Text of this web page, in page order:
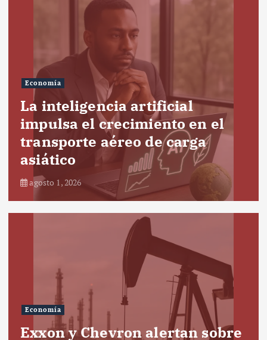
Economía
La inteligencia artificial
impulsa el crecimiento en el
transporte aéreo de carga
asiático
agosto 1, 2026
Economía
Exxon y Chevron alertan sobre